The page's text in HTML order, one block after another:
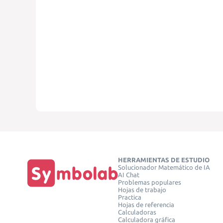
HERRAMIENTAS DE ESTUDIO
Solucionador Matemático de IA
AI Chat
Problemas populares
Hojas de trabajo
Practica
Hojas de referencia
Calculadoras
Calculadora gráfica